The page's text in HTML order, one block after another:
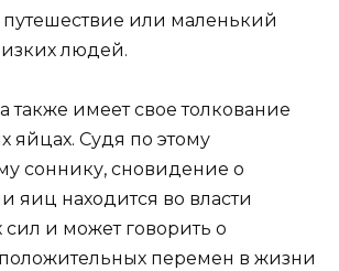
или маленький
людей.
также имеет свое толкование
яйцах. Судя по этому
соннику, сновидение о
яиц находится во власти
и может говорить о
перемен в жизни